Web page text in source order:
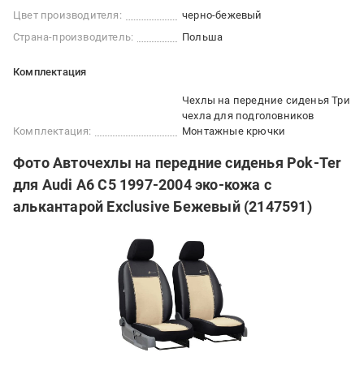
Цвет производителя:
черно-бежевый
Страна-производитель:
Польша
Комплектация
Комплектация:
Чехлы на передние сиденья Три
чехла для подголовников
Монтажные крючки
Фото Авточехлы на передние сиденья Pok-Ter
для Audi A6 C5 1997-2004 эко-кожа с
алькантарой Exclusive Бежевый (2147591)